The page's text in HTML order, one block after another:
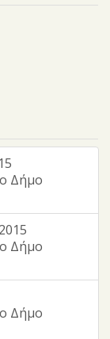
Δήμο
Δήμο
Δήμο